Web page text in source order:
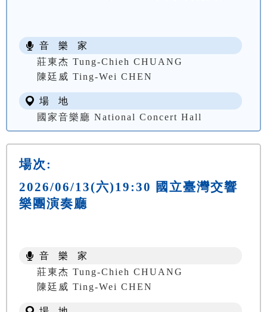
音 樂 家
莊東杰 Tung-Chieh CHUANG
陳廷威 Ting-Wei CHEN
場 地
國家音樂廳 National Concert Hall
場次:
2026/06/13(六)19:30 國立臺灣交響
樂團演奏廳
音 樂 家
莊東杰 Tung-Chieh CHUANG
陳廷威 Ting-Wei CHEN